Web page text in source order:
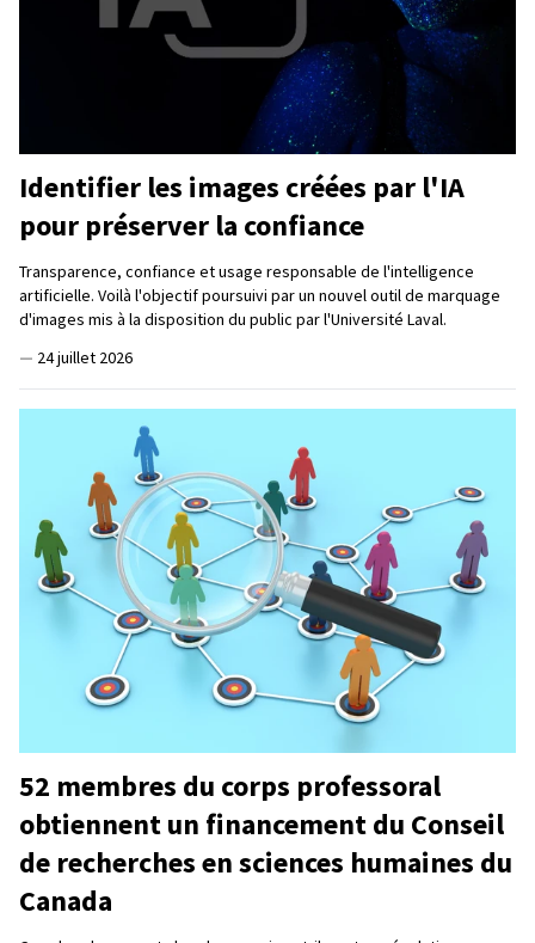
Identifier les images créées par l'IA
pour préserver la confiance
Transparence, confiance et usage responsable de l'intelligence
artificielle. Voilà l'objectif poursuivi par un nouvel outil de marquage
d'images mis à la disposition du public par l'Université Laval.
— 24 juillet 2026
52 membres du corps professoral
obtiennent un financement du Conseil
de recherches en sciences humaines du
Canada